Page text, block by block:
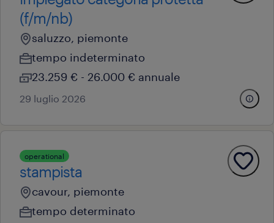
(f/m/nb)
saluzzo, piemonte
tempo indeterminato
23.259 € - 26.000 € annuale
29 luglio 2026
operational
stampista
cavour, piemonte
tempo determinato